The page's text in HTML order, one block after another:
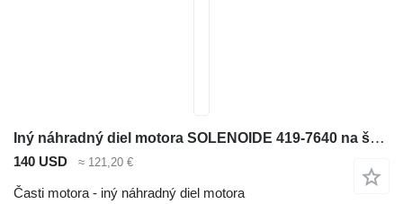
Iný náhradný diel motora SOLENOIDE 419-7640 na šmykom riadeného nakladača Caterpillar C1.1 C2.2 C1.5 3013C 3024C
140 USD ≈ 121,20 €
Časti motora - iný náhradný diel motora